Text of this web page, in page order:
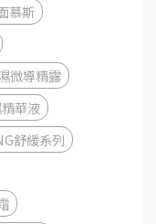
慕斯
微導精露
華液
舒緩系列